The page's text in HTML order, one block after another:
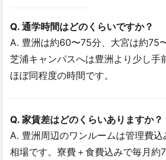
Q. 通学時間はどのくらいですか？
A. 豊洲は約60〜75分、大宮は約75
芝浦キャンパスへは豊洲より少し手
ほぼ同程度の時間です。
Q. 家賃差はどのくらいありますか？
A. 豊洲周辺のワンルームは管理費
相場です。寮費＋食費込みで毎月約